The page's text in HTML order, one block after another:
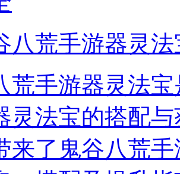
八荒手游器灵
荒手游器灵法
灵法宝的搭配
来了鬼谷八荒